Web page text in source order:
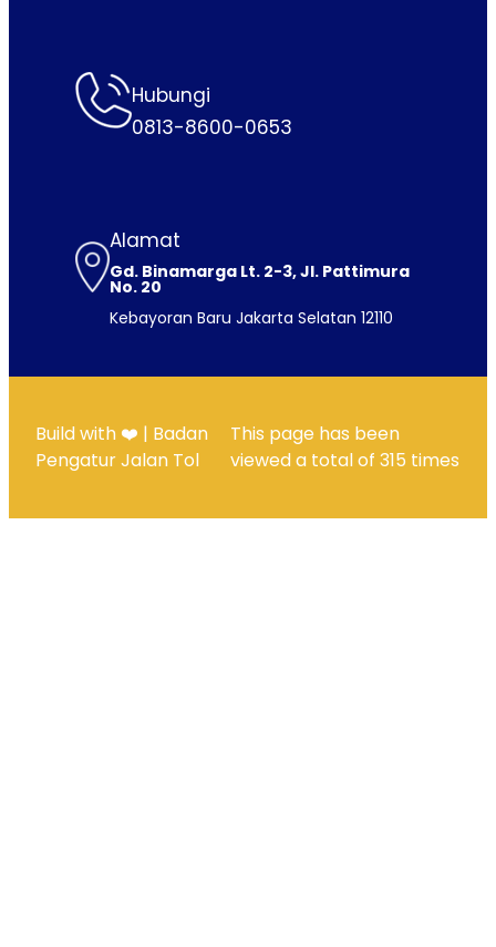
Hubungi
0813-8600-0653
Alamat
Gd. Binamarga Lt. 2-3, Jl. Pattimura
No. 20
Kebayoran Baru Jakarta Selatan 12110
Build with ❤️ | Badan
Pengatur Jalan Tol
This page has been
viewed a total of 315 times